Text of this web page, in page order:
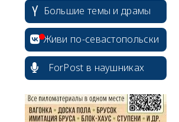
Большие темы и драмы
Живи по-севастопольски
ForPost в наушниках
erid: 2SDnjcrDNw6
erid: 2SDnjdPjgYS